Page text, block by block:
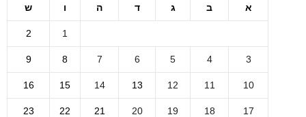
א ב ג ד ה ו ש
1
2
3
4
5
6
7
8
9
10
11
12
13
14
15
16
17
18
19
20
21
22
23